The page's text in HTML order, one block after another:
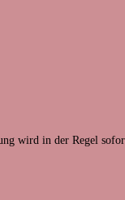
wird in der Regel